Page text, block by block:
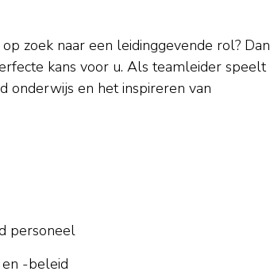
zoek naar een leidinggevende rol? Dan
kans voor u. Als teamleider speelt
onderwijs en het inspireren van
personeel
-beleid